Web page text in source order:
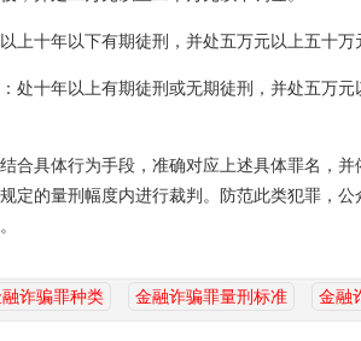
上十年以下有期徒刑，并处五万元以上五十万
处十年以上有期徒刑或无期徒刑，并处五万元
合具体行为手段，准确对应上述具体罪名，
定的量刑幅度内进行裁判。防范此类犯罪，
诈骗罪种类 金融诈骗罪量刑标准 金融